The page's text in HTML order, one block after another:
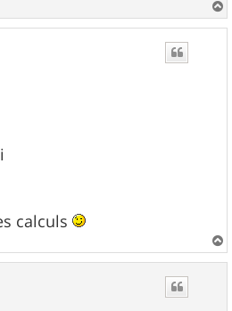
a
calculs
a